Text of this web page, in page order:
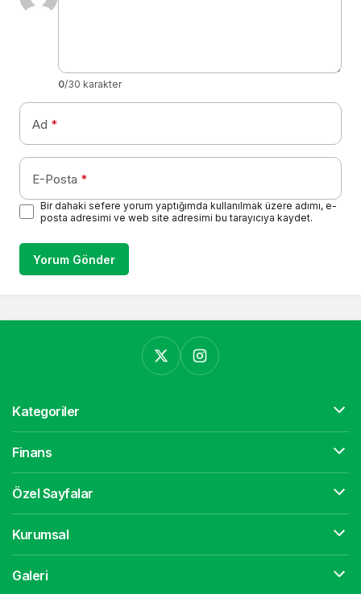
0/30 karakter
Ad *
E-Posta *
Bir dahaki sefere yorum yaptığımda kullanılmak üzere adımı, e-
posta adresimi ve web site adresimi bu tarayıcıya kaydet.
Yorum Gönder
Kategoriler
Finans
Özel Sayfalar
Kurumsal
Galeri